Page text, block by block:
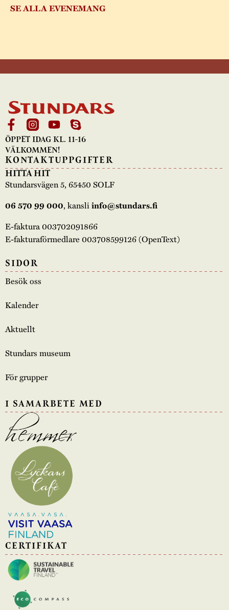
SE ALLA EVENEMANG
ÖPPET IDAG KL. 11-16
VÄLKOMMEN!
KONTAKTUPPGIFTER
HITTA HIT
Stundarsvägen 5, 65450 SOLF
06 570 99 000, kansliinfo@stundars.fi
E-faktura 003702091866
E-fakturaförmedlare 003708599126 (OpenText)
SIDOR
Besök oss
Kalender
Aktuellt
Stundars museum
För grupper
I SAMARBETE MED
CERTIFIKAT